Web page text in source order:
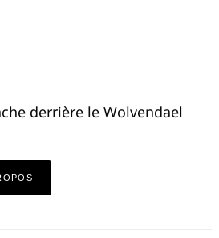
derrière le Wolvendael